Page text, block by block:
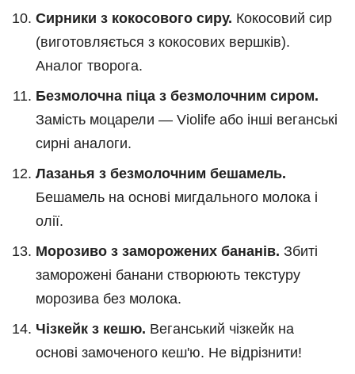
Сирники з кокосового сиру. Кокосовий сир
(виготовляється з кокосових вершків).
Аналог творога.
Безмолочна піца з безмолочним сиром.
Замість моцарели — Violife або інші веганські
сирні аналоги.
Лазанья з безмолочним бешамель.
Бешамель на основі мигдального молока і
олії.
Морозиво з заморожених бананів. Збиті
заморожені банани створюють текстуру
морозива без молока.
Чізкейк з кешю. Веганський чізкейк на
основі замоченого кеш'ю. Не відрізнити!